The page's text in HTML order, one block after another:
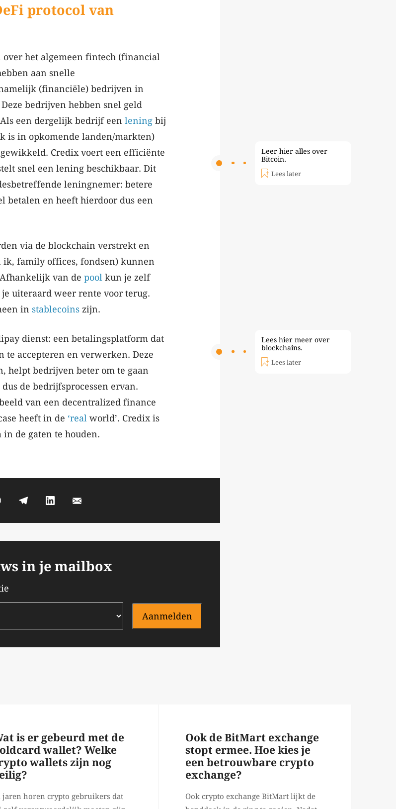
protocol van
over het algemeen fintech (financial
aan snelle
(financiële) bedrijven in
bedrijven hebben snel geld
een dergelijk bedrijf een lening bij
is in opkomende landen/markten)
Credix voert een efficiënte
snel een lening beschikbaar. Dit
leningnemer: betere
betalen en heeft hierdoor dus een
via de blockchain verstrekt en
family offices, fondsen) kunnen
van de pool kun je zelf
uiteraard weer rente voor terug.
in stablecoins zijn.
dienst: een betalingsplatform dat
accepteren en verwerken. Deze
helpt bedrijven beter om te gaan
de bedrijfsprocessen ervan.
van een decentralized finance
heeft in de ‘real world’. Credix is
de gaten te houden.
in je mailbox
Aanmelden
Leer hier alles over
Bitcoin.
Lees later
Lees hier meer over
blockchains.
Lees later
is er gebeurd met de
wallet? Welke
wallets zijn nog
jaren horen crypto gebruikers dat
Ook de BitMart exchange
stopt ermee. Hoe kies je
een betrouwbare crypto
exchange?
Ook crypto exchange BitMart lijkt de